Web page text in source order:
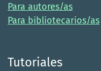
Para autores/as
Para bibliotecarios/as
Tutoriales